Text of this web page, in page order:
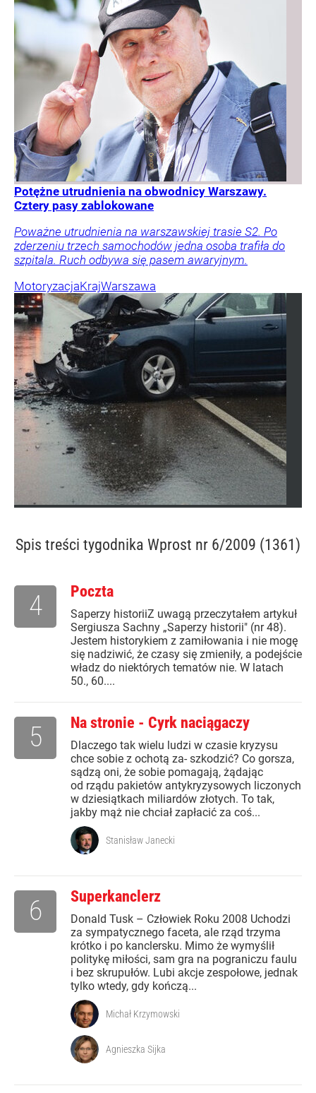
Potężne utrudnienia na obwodnicy Warszawy.
Cztery pasy zablokowane
Poważne utrudnienia na warszawskiej trasie S2. Po
zderzeniu trzech samochodów jedna osoba trafiła do
szpitala. Ruch odbywa się pasem awaryjnym.
MotoryzacjaKrajWarszawa
Spis treści tygodnika Wprost nr 6/2009 (1361)
Poczta
Saperzy historiiZ uwagą przeczytałem artykuł
Sergiusza Sachny „Saperzy historii" (nr 48).
Jestem historykiem z zamiłowania i nie mogę
się nadziwić, że czasy się zmieniły, a podejście
władz do niektórych tematów nie. W latach
50., 60....
4
Na stronie - Cyrk naciągaczy
Dlaczego tak wielu ludzi w czasie kryzysu
chce sobie z ochotą za- szkodzić? Co gorsza,
sądzą oni, że sobie pomagają, żądając
od rządu pakietów antykryzysowych liczonych
w dziesiątkach miliardów złotych. To tak,
jakby mąż nie chciał zapłacić za coś...
5
Stanisław Janecki
Superkanclerz
Donald Tusk – Człowiek Roku 2008 Uchodzi
za sympatycznego faceta, ale rząd trzyma
krótko i po kanclersku. Mimo że wymyślił
politykę miłości, sam gra na pograniczu faulu
i bez skrupułów. Lubi akcje zespołowe, jednak
tylko wtedy, gdy kończą...
6
Michał Krzymowski
Agnieszka Sijka